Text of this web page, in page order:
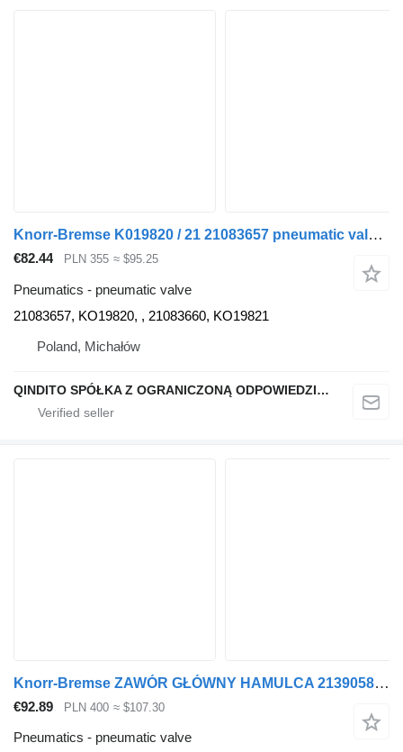
Knorr-Bremse K019820 / 21 21083657 pneumatic valve for Renault truck tractor
€82.44 PLN 355 ≈ $95.25
Pneumatics - pneumatic valve
21083657, KO19820, , 21083660, KO19821
Poland, Michałów
QINDITO SPÓŁKA Z OGRANICZONĄ ODPOWIEDZIALNOŚCIĄ
Knorr-Bremse ZAWÓR GŁÓWNY HAMULCA 21390589 K040158 pneumatic valve for Renault MAGNUM DXI truck tractor
€92.89 PLN 400 ≈ $107.30
Pneumatics - pneumatic valve